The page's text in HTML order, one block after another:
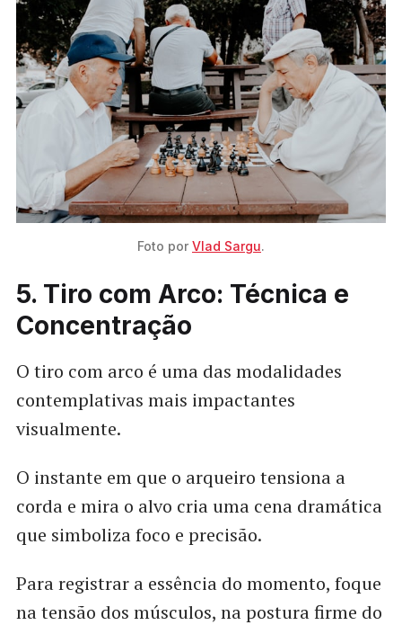
Foto por Vlad Sargu.
5. Tiro com Arco: Técnica e
Concentração
O tiro com arco é uma das modalidades
contemplativas mais impactantes
visualmente.
O instante em que o arqueiro tensiona a
corda e mira o alvo cria uma cena dramática
que simboliza foco e precisão.
Para registrar a essência do momento, foque
na tensão dos músculos, na postura firme do